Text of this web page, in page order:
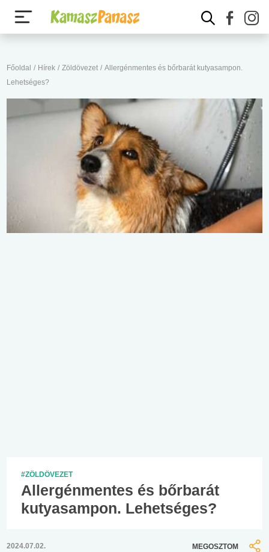
Főoldal / Hírek / Zöldövezet / Allergénmentes és bőrbarát kutyasampon.
Lehetséges?
#ZÖLDÖVEZET
Allergénmentes és bőrbarát
kutyasampon. Lehetséges?
2024.07.02.
MEGOSZTOM